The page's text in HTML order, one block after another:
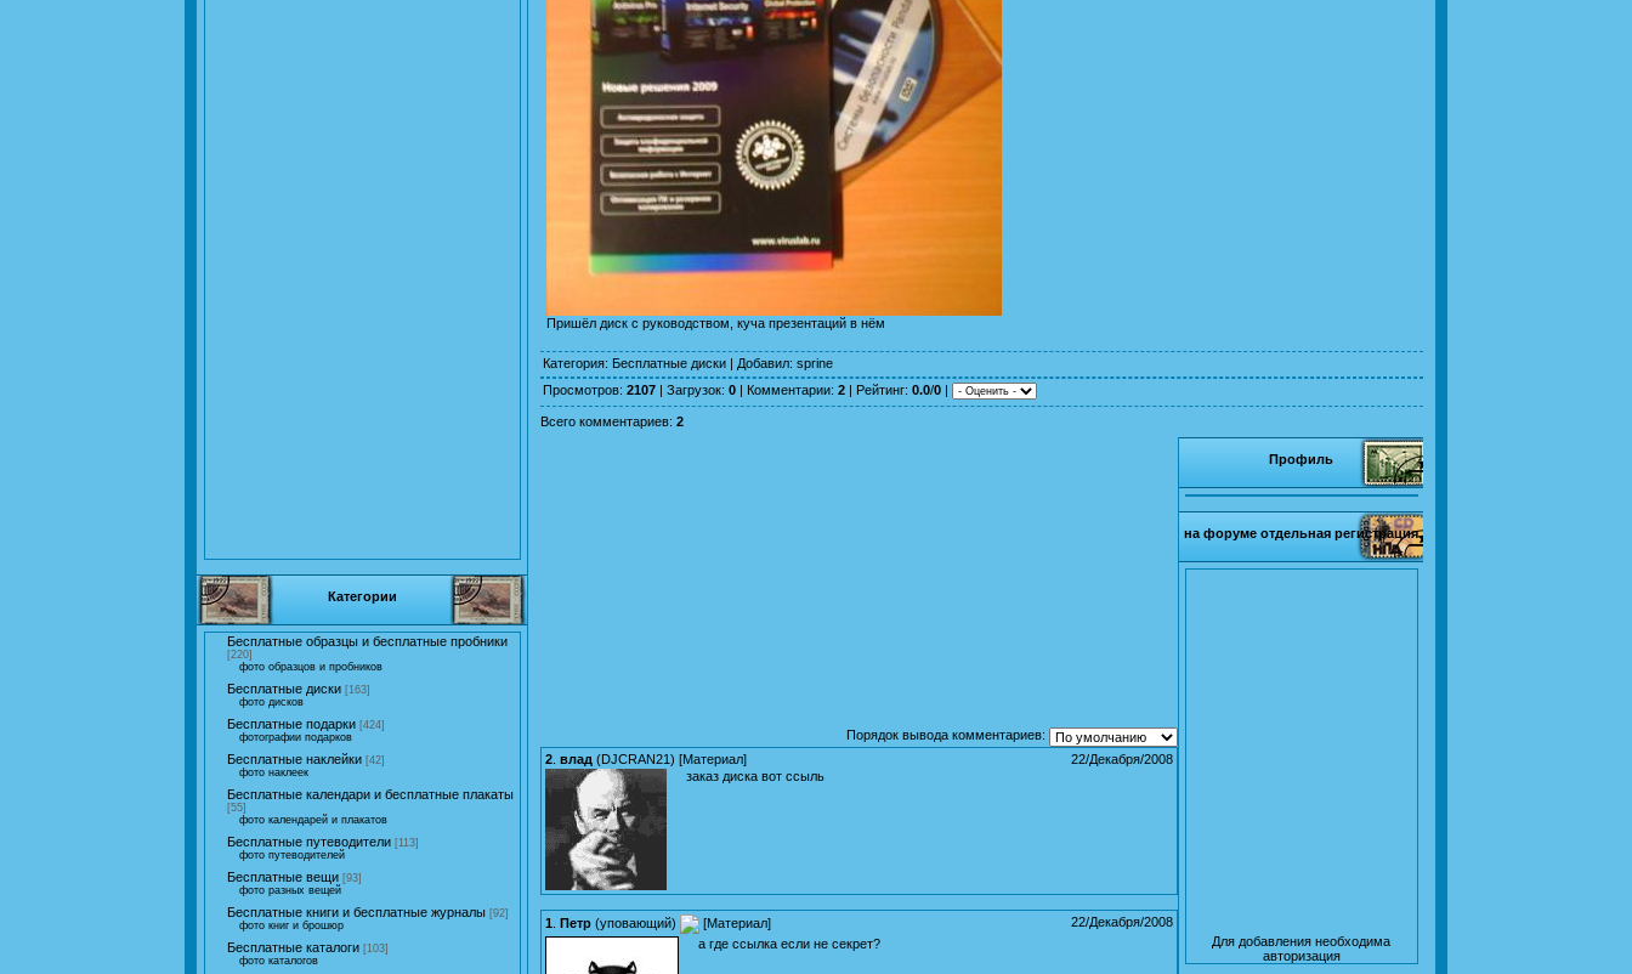
Категории
Бесплатные образцы и бесплатные пробники
[220]
фото образцов и пробников
Бесплатные диски [163]
фото дисков
Бесплатные подарки [424]
фотографии подарков
Бесплатные наклейки [42]
фото наклеек
Бесплатные календари и бесплатные плакаты
[55]
фото календарей и плакатов
Бесплатные путеводители [113]
фото путеводителей
Бесплатные вещи [93]
фото разных вещей
Бесплатные книги и бесплатные журналы [92]
фото книг и брошюр
Бесплатные каталоги [103]
фото каталогов
Пришёл диск с руководством, куча презентаций в нём
Категория: Бесплатные диски | Добавил: sprine
Просмотров: 2107 | Загрузок: 0 | Комментарии: 2 | Рейтинг: 0.0/0 |
Всего комментариев: 2
Порядок вывода комментариев:
22/Декабря/2008
2 влад (DJCRAN21) [Материал]
заказ диска вот ссыль
22/Декабря/2008
1 Петр (уповающий) [Материал]
а где ссылка если не секрет?
Профиль
на форуме отдельная регистрация
Для добавления необходима
авторизация